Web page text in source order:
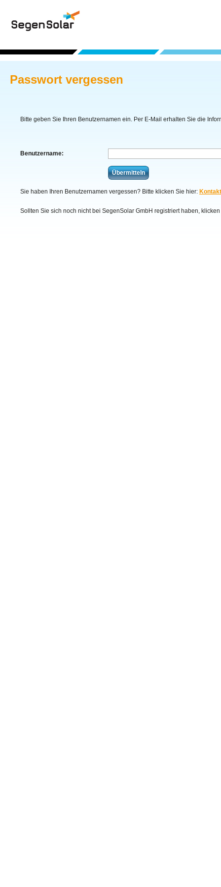
Passwort vergessen
Bitte geben Sie Ihren Benutzernamen ein. Per E-Mail erhalten Sie die
Benutzername:
Übermitteln
Sie haben Ihren Benutzernamen vergessen? Bitte klicken Sie hier:
Sollten Sie sich noch nicht bei SegenSolar GmbH registriert haben,